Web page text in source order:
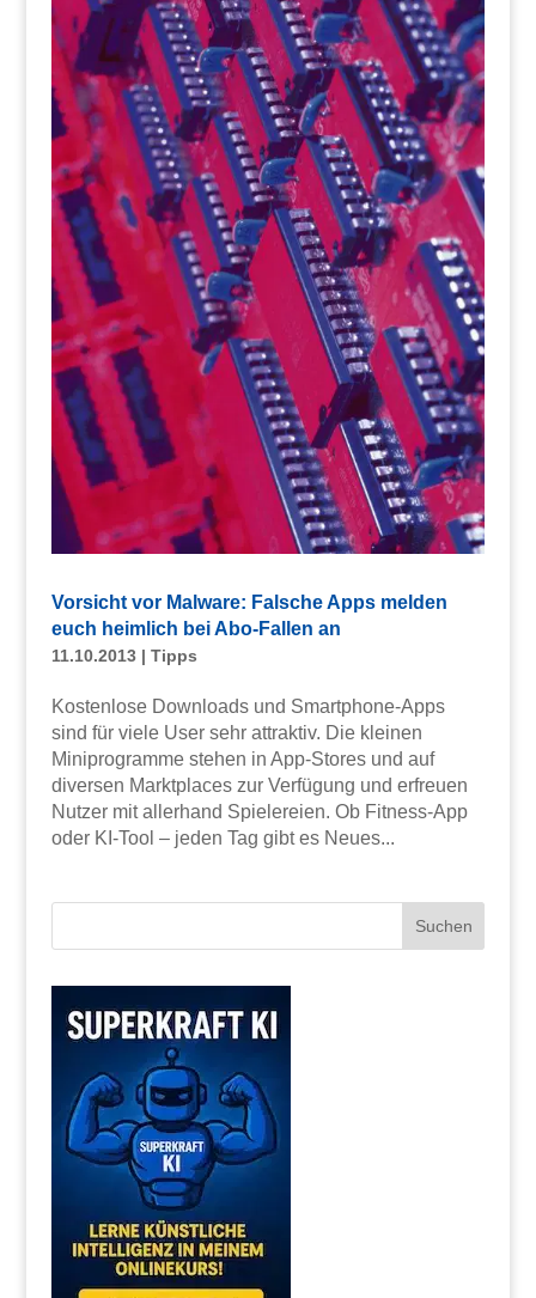
Vorsicht vor Malware: Falsche Apps melden
euch heimlich bei Abo-Fallen an
11.10.2013| Tipps
Kostenlose Downloads und Smartphone-Apps
sind für viele User sehr attraktiv. Die kleinen
Miniprogramme stehen in App-Stores und auf
diversen Marktplaces zur Verfügung und erfreuen
Nutzer mit allerhand Spielereien. Ob Fitness-App
oder KI-Tool – jeden Tag gibt es Neues...